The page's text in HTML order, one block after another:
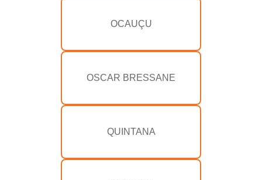
OCAUÇU
OSCAR BRESSANE
QUINTANA